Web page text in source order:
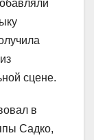
сцене.
в
Садко,